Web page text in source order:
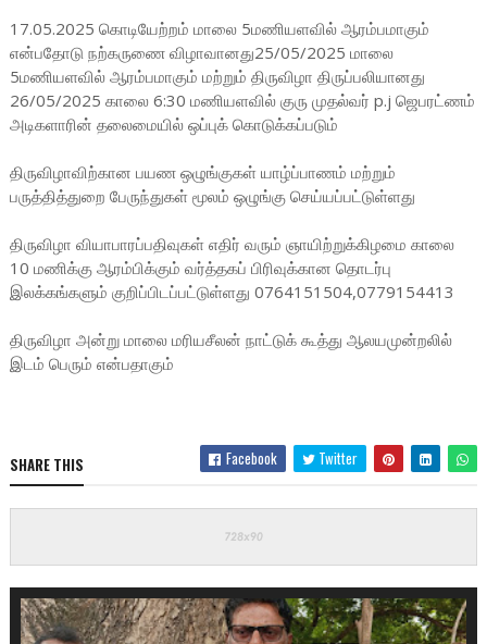
17.05.2025 கொடியேற்றம் மாலை 5மணியளவில் ஆரம்பமாகும்
என்பதோடு நற்கருணை விழாவானது25/05/2025 மாலை
5மணியளவில் ஆரம்பமாகும் மற்றும் திருவிழா திருப்பலியானது
26/05/2025 காலை 6:30 மணியளவில் குரு முதல்வர் p.j ஜெபரட்ணம்
அடிகளாரின் தலைமையில் ஒப்புக் கொடுக்கப்படும்
திருவிழாவிற்கான பயண ஒழுங்குகள் யாழ்ப்பாணம் மற்றும்
பருத்தித்துறை பேருந்துகள் மூலம் ஒழுங்கு செய்யப்பட்டுள்ளது
திருவிழா வியாபாரப்பதிவுகள் எதிர் வரும் ஞாயிற்றுக்கிழமை காலை
10 மணிக்கு ஆரம்பிக்கும் வர்த்தகப் பிரிவுக்கான தொடர்பு
இலக்கங்களும் குறிப்பிடப்பட்டுள்ளது 0764151504,0779154413
திருவிழா அன்று மாலை மரியசீலன் நாட்டுக் கூத்து ஆலயமுன்றலில்
இடம் பெரும் என்பதாகும்
SHARE THIS Facebook Twitter